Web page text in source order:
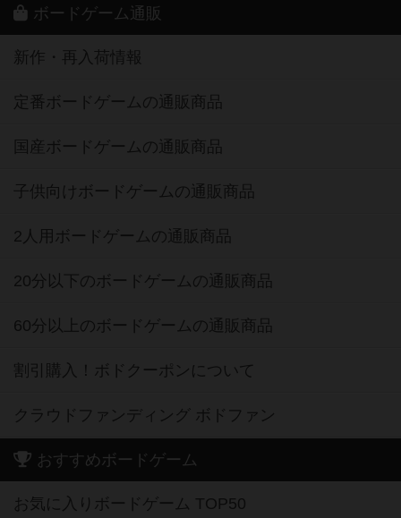
ボードゲーム通販
新作・再入荷情報
定番ボードゲームの通販商品
国産ボードゲームの通販商品
子供向けボードゲームの通販商品
2人用ボードゲームの通販商品
20分以下のボードゲームの通販商品
60分以上のボードゲームの通販商品
割引購入！ボドクーポンについて
クラウドファンディング ボドファン
おすすめボードゲーム
お気に入りボードゲーム TOP50